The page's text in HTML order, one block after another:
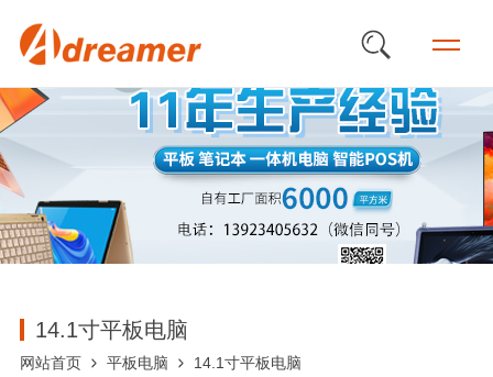
14.1寸平板电脑
网站首页 平板电脑 14.1寸平板电脑